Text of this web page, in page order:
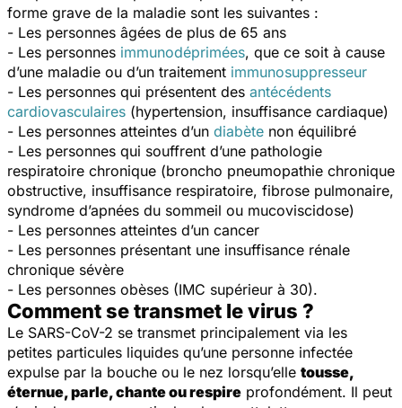
forme grave de la maladie sont les suivantes :
- Les personnes âgées de plus de 65 ans
- Les personnes immunodéprimées, que ce soit à cause
d’une maladie ou d’un traitement immunosuppresseur
- Les personnes qui présentent des antécédents
cardiovasculaires (hypertension, insuffisance cardiaque)
- Les personnes atteintes d’un diabète non équilibré
- Les personnes qui souffrent d’une pathologie
respiratoire chronique (broncho pneumopathie chronique
obstructive, insuffisance respiratoire, fibrose pulmonaire,
syndrome d’apnées du sommeil ou mucoviscidose)
- Les personnes atteintes d’un cancer
- Les personnes présentant une insuffisance rénale
chronique sévère
- Les personnes obèses (IMC supérieur à 30).
Comment se transmet le virus ?
Le SARS-CoV-2 se transmet principalement via les
petites particules liquides qu’une personne infectée
expulse par la bouche ou le nez lorsqu’elle tousse,
éternue, parle, chante ou respire profondément. Il peut